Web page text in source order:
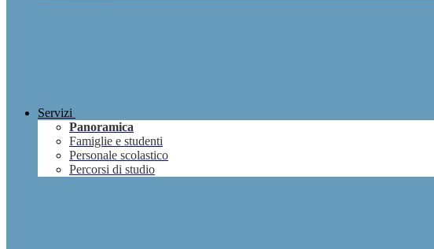
Servizi
Panoramica
Famiglie e studenti
Personale scolastico
Percorsi di studio